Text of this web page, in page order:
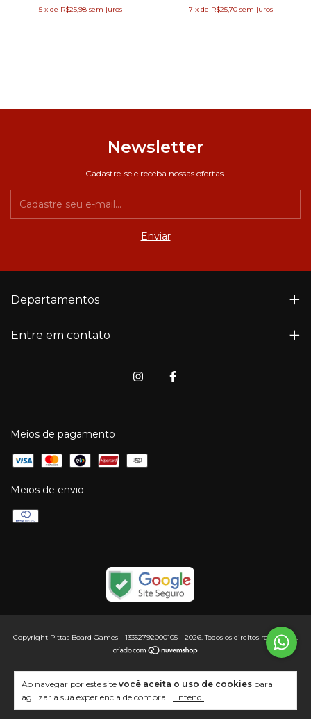
Ao navegar por este site você aceita o uso de cookies para
agilizar a sua experiência de compra. Entendi
5 x de R$25,98 sem juros 7 x de R$25,70 sem juros
Newsletter
Cadastre-se e receba nossas ofertas.
Departamentos
Entre em contato
Meios de pagamento
Meios de envio
Copyright Pittas Board Games - 13352792000105 - 2026. Todos os direitos reservados.